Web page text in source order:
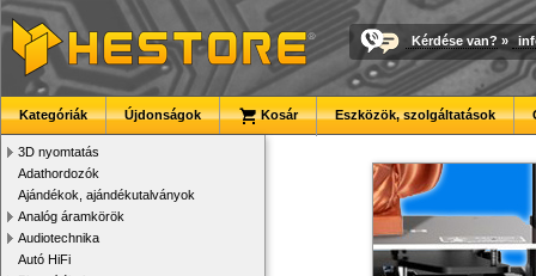
Kérdése van? »
Kategóriák Újdonságok Kosár Eszközök, szolgáltatások
3D nyomtatás
Adathordozók
Ajándékok, ajándékutalványok
Analóg áramkörök
Audiotechnika
Autó HiFi
Modulvilág
Megbízható
Új PLA